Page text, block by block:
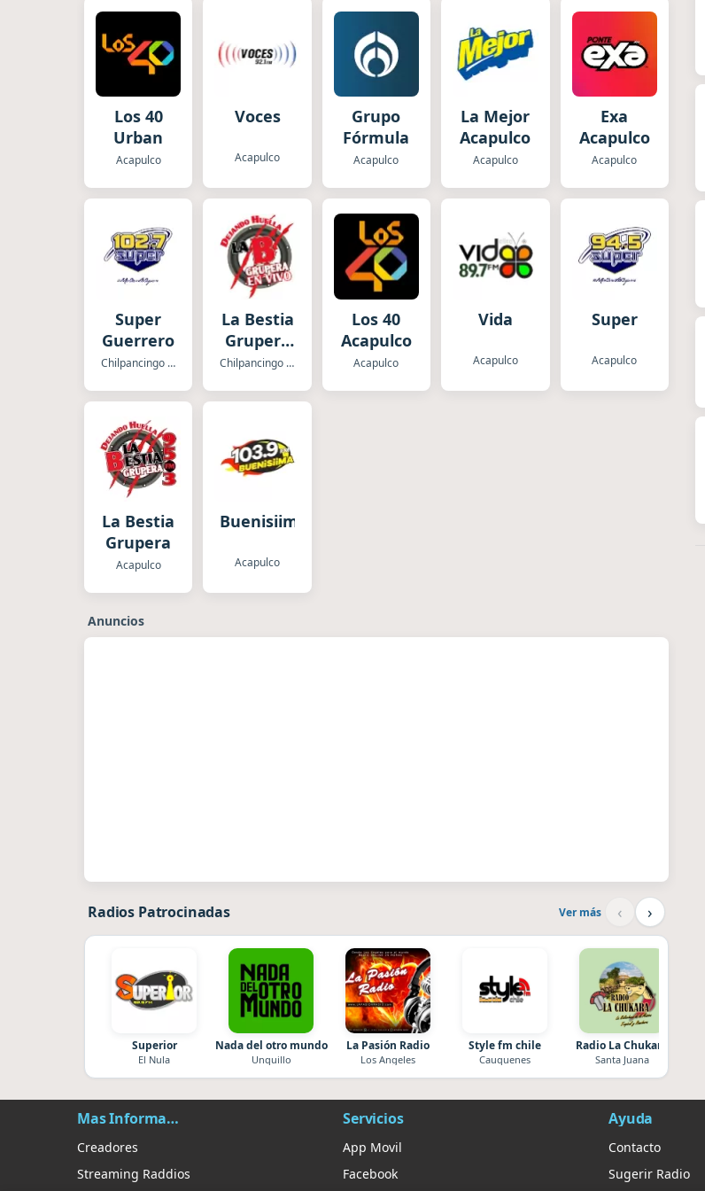
Los 40
Urban
Acapulco
Voces
Acapulco
Grupo
Fórmula
Acapulco
La Mejor
Acapulco
Acapulco
Exa
Acapulco
Acapulco
Super
Guerrero
Chilpancingo de los Bravos
La Bestia
Grupera
Guerrero
Chilpancingo de los Bravos
Los 40
Acapulco
Acapulco
Vida
Acapulco
Super
Acapulco
La Bestia
Grupera
Acapulco
Buenisiima
Acapulco
Anuncios
Radios Patrocinadas Ver más ‹ ›
Superior
El Nula
Nada del otro mundo
Unquillo
La Pasión Radio
Los Angeles
Style fm chile
Cauquenes
Radio La Chukara
Santa Juana
Mas Información
Creadores
Streaming Raddios
Servicios
App Movil
Facebook
Ayuda
Contacto
Sugerir Radio